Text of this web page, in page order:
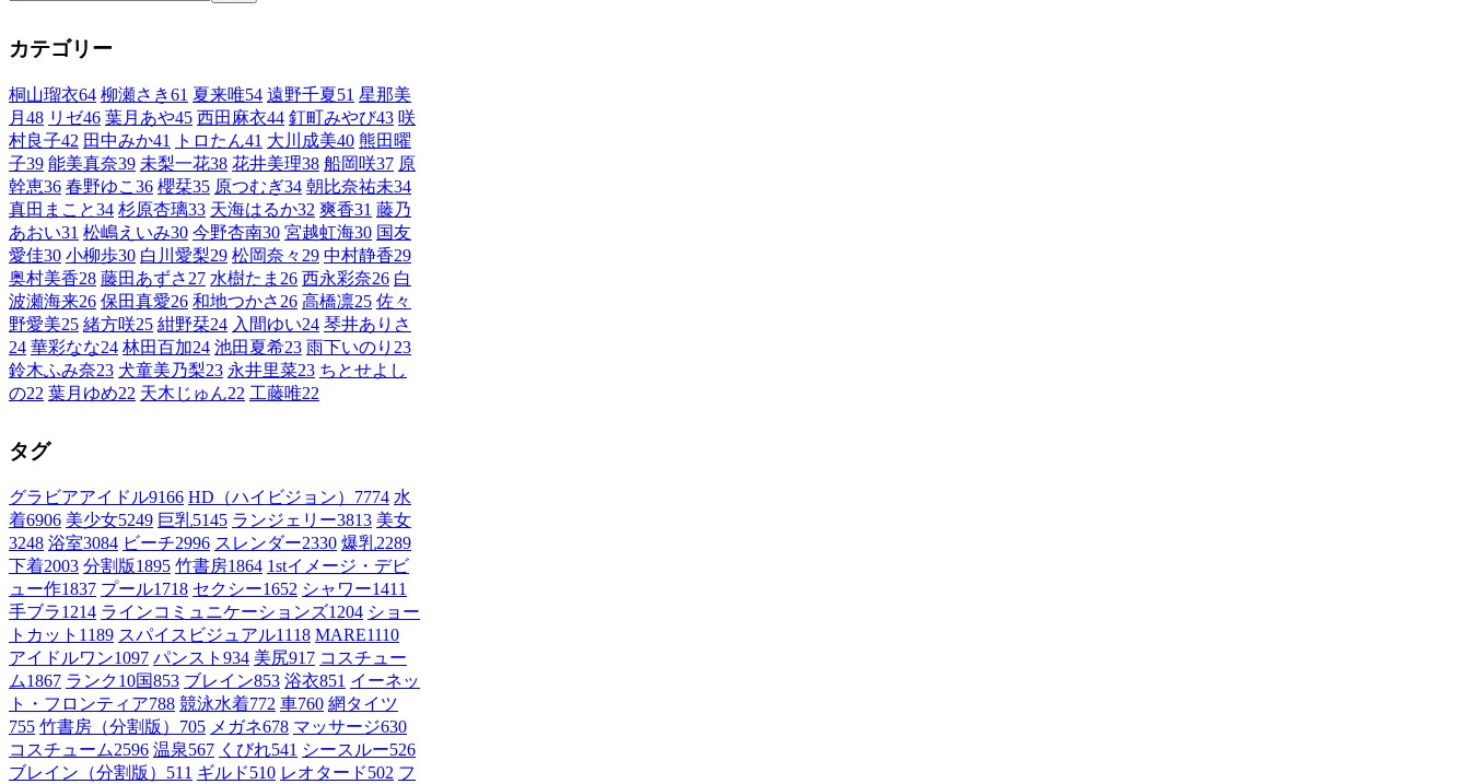
カテゴリー
桐山瑠衣64 柳瀬さき61 夏来唯54 遠野千夏51 星那美
月 48 リゼ46 葉月あや45 西田麻衣44 釘町みやび43 咲
村良子42 田中みか41 トロたん41 大川成美40 熊田曜
子39 能美真奈39 未梨一花38 花井美理38 船岡咲37 原
幹恵36 春野ゆこ 36 櫻栞35 原つむぎ34 朝比奈祐未34
真田まこと34 杉原杏璃33 天海はるか32 爽香31 藤乃
あおい31 松嶋えいみ30 今野杏南30 宮越虹海30 国友
愛佳30 小柳歩30 白川愛梨29 松岡奈々 29 中村静香29
奥村美香28 藤田あずさ 27 水樹たま 26 西永彩奈26 白
波瀬海来26 保田真愛26 和地つかさ 26 高橋凛25 佐々
野愛美25 緒方咲25 紺野栞24 入間ゆい24 琴井ありさ
24 華彩なな24 林田百加24 池田夏希23 雨下いのり 23
鈴木ふみ奈23 犬童美乃梨23 永井里菜23 ちとせよし
の22 葉月ゆめ22 天木じゅん22 工藤唯22
タグ
グラビアアイドル9166 HD（ハイビジョン） 7774 水
着6906 美少女5249 巨乳5145 ランジェリー3813 美女
3248 浴室3084 ビーチ2996 スレンダー2330 爆乳2289
下着2003 分割版1895 竹書房1864 1stイメージ・デビ
ュー作1837 プール1718 セクシー1652 シャワー1411
手ブラ1214 ラインコミュニケーションズ1204 ショー
トカット 1189 スパイスビジュアル1118 MARE1110
アイドルワン1097 パンスト 934 美尻917 コスチュー
ム1867 ランク10国853 ブレイン853 浴衣851 イーネッ
ト・フロンティア788 競泳水着772 車760 網タイツ
755 竹書房（分割版） 705 メガネ678 マッサージ630
コスチューム2596 温泉567 くびれ541 シースルー526
ブレイン（分割版） 511 ギルド510 レオタード502 フ